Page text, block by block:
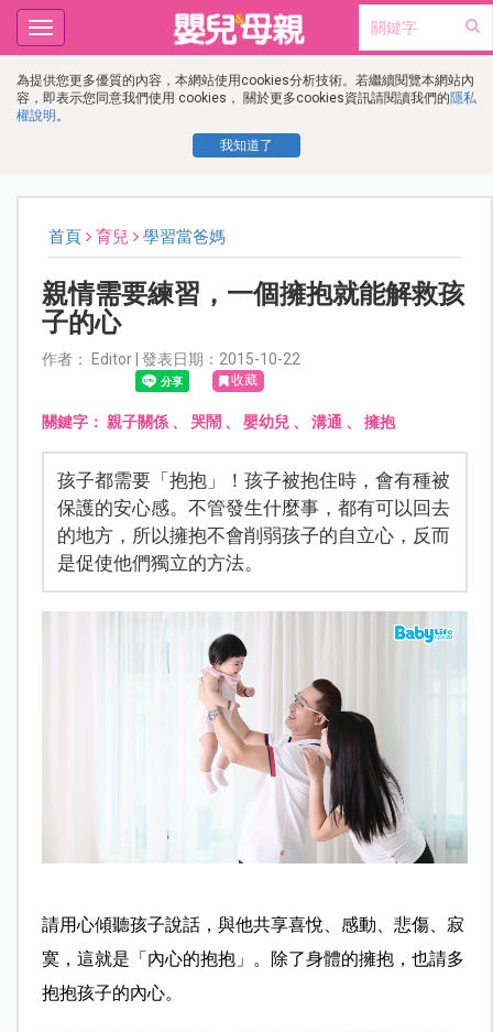
為提供您更多優質的內容，本網站使用cookies分析技術。若繼續閱覽本網站內
容，即表示您同意我們使用 cookies， 關於更多cookies資訊請閱讀我們的隱私
權說明 。
我知道了
Toggle
navigation
首頁 育兒 學習當爸媽
親情需要練習，一個擁抱就能解救孩
子的心
作者： Editor | 發表日期：2015-10-22
收藏
關鍵字： 親子關係、 哭鬧 、 嬰幼兒、 溝通 、 擁抱
孩子都需要「抱抱」！孩子被抱住時，會有種被
保護的安心感。不管發生什麼事，都有可以回去
的地方，所以擁抱不會削弱孩子的自立心，反而
是促使他們獨立的方法。
請用心傾聽孩子說話，與他共享喜悅、感動、悲傷、寂
寞，這就是「內心的抱抱」。除了身體的擁抱，也請多
抱抱孩子的內心。